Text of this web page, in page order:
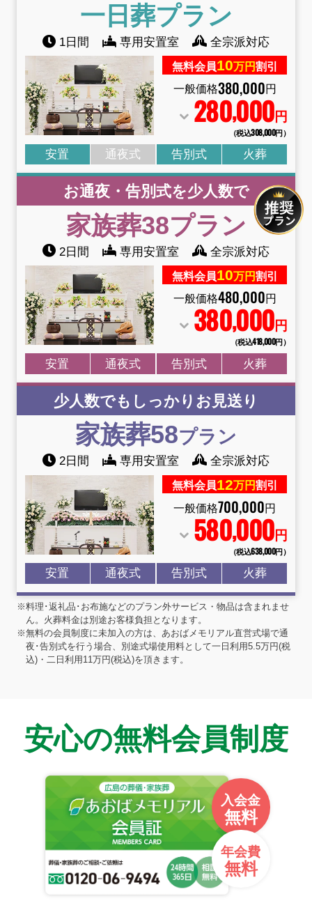
一日葬プラン
1日間 専用安置室 全宗派対応
無料会員10万円割引
一般価格380,000円
280,000円
（税込308,000円）
安置 通夜式 告別式 火葬
お通夜・告別式を少人数で
家族葬38プラン
2日間 専用安置室 全宗派対応
無料会員10万円割引
一般価格480,000円
380,000円
（税込418,000円）
安置 通夜式 告別式 火葬
少人数でもしっかりお見送り
家族葬58プラン
2日間 専用安置室 全宗派対応
無料会員12万円割引
一般価格700,000円
580,000円
（税込638,000円）
安置 通夜式 告別式 火葬
※料理･返礼品･お布施などのプラン外サービス・物品は含まれませ
ん。火葬料金は別途お客様負担となります。
※無料の会員制度に未加入の方は、あおばメモリアル直営式場で通
夜･告別式を行う場合、別途式場使用料として一日利用5.5万円(税
込)・二日利用11万円(税込)を頂きます。
安心の無料会員制度
入会金
無料
年会費
無料